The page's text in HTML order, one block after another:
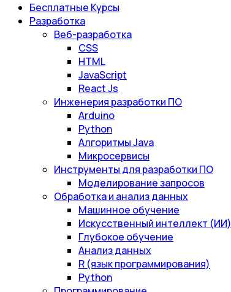
Бесплатные Курсы
Разработка
Веб-разработка
CSS
HTML
JavaScript
React Js
Инженерия разработки ПО
Arduino
Python
Алгоритмы Java
Микросервисы
Инструменты для разработки ПО
Моделирование запросов
Обработка и анализ данных
Машинное обучение
Искусственный интеллект (ИИ)
Глубокое обучение
Анализ данных
R (язык программирования)
Python